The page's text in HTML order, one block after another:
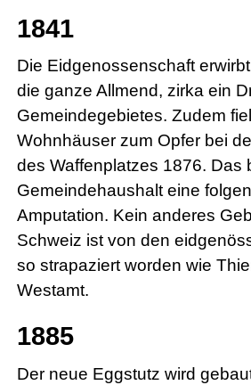
1841
Die Eidgenossenschaft
die ganze Allmend, zirka ein
Gemeindegebietes. Zudem
Wohnhäuser zum Opfer bei
des Waffenplatzes 1876. Das
Gemeindehaushalt eine
Amputation. Kein anderes
Schweiz ist von den
so strapaziert worden wie
Westamt.
1885
Der neue Eggstutz wird